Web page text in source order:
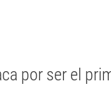
por ser el